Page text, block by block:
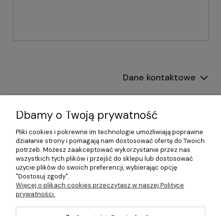
Dane kontaktowe
Płatności i dostawa
Pomoc
Moje konto
©2026 Wszelkie Prawa Zastrzeżone | 499.pl - najlepszy sklep z
Dbamy o Twoją prywatność
Pliki cookies i pokrewne im technologie umożliwiają poprawne
działanie strony i pomagają nam dostosować ofertę do Twoich
potrzeb. Możesz zaakceptować wykorzystanie przez nas
wszystkich tych plików i przejść do sklepu lub dostosować
użycie plików do swoich preferencji, wybierając opcję
"Dostosuj zgody".
Więcej o plikach cookies przeczytasz w naszej Polityce
prywatności.